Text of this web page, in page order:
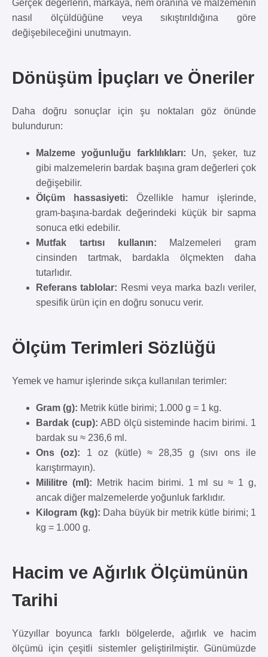
Gerçek değerlerin, markaya, nem oranına ve malzemenin
nasıl ölçüldüğüne veya sıkıştırıldığına göre
değişebileceğini unutmayın.
Dönüşüm İpuçları ve Öneriler
Daha doğru sonuçlar için şu noktaları göz önünde
bulundurun:
Malzeme yoğunluğu farklılıkları: Un, şeker, tuz
gibi malzemelerin bardak başına gram değerleri çok
değişebilir.
Ölçüm hassasiyeti: Özellikle hamur işlerinde,
gram-başına-bardak değerindeki küçük bir sapma
sonuca etki edebilir.
Mutfak tartısı kullanın: Malzemeleri gram
cinsinden tartmak, bardakla ölçmekten daha
tutarlıdır.
Referans tablolar: Resmi veya marka bazlı veriler,
spesifik ürün için en doğru sonucu verir.
Ölçüm Terimleri Sözlüğü
Yemek ve hamur işlerinde sıkça kullanılan terimler:
Gram (g): Metrik kütle birimi; 1.000 g = 1 kg.
Bardak (cup): ABD ölçü sisteminde hacim birimi. 1
bardak su ≈ 236,6 ml.
Ons (oz): 1 oz (kütle) ≈ 28,35 g (sıvı ons ile
karıştırmayın).
Mililitre (ml): Metrik hacim birimi. 1 ml su ≈ 1 g,
ancak diğer malzemelerde yoğunluk farklıdır.
Kilogram (kg): Daha büyük bir metrik kütle birimi; 1
kg = 1.000 g.
Hacim ve Ağırlık Ölçümünün
Tarihi
Yüzyıllar boyunca farklı bölgelerde, ağırlık ve hacim
ölçümü için çeşitli sistemler geliştirilmiştir. Günümüzde